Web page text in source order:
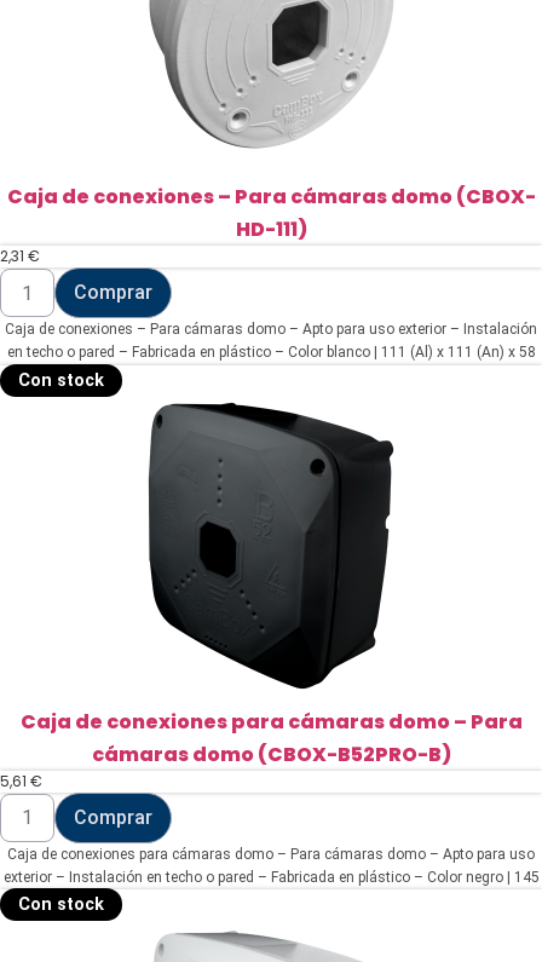
Caja de conexiones – Para cámaras domo (CBOX-
HD-111)
2,31 €
Caja
conexiones
-
Para
cámaras
domo
Comprar
Caja de conexiones – Para cámaras domo – Apto para uso exterior – Instalación
en techo o pared – Fabricada en plástico – Color blanco | 111 (Al) x 111 (An) x 58
Con stock
Caja de conexiones para cámaras domo – Para
cámaras domo (CBOX-B52PRO-B)
5,61 €
Caja
conexiones
para
cámaras
domo
-
Comprar
Caja de conexiones para cámaras domo – Para cámaras domo – Apto para uso
exterior – Instalación en techo o pared – Fabricada en plástico – Color negro | 145
Con stock